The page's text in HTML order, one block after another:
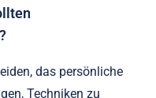
vor jeder
Die Etablierung
Sie geführte